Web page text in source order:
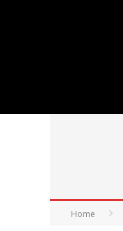
Home